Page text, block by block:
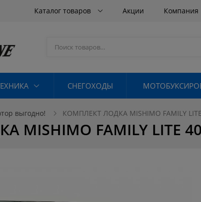
Каталог товаров Акции Компания
СНЕГОХОДЫ
выгодно! КОМПЛЕКТ ЛОДКА MISHIMO FAMILY
MISHIMO FAMILY LITE